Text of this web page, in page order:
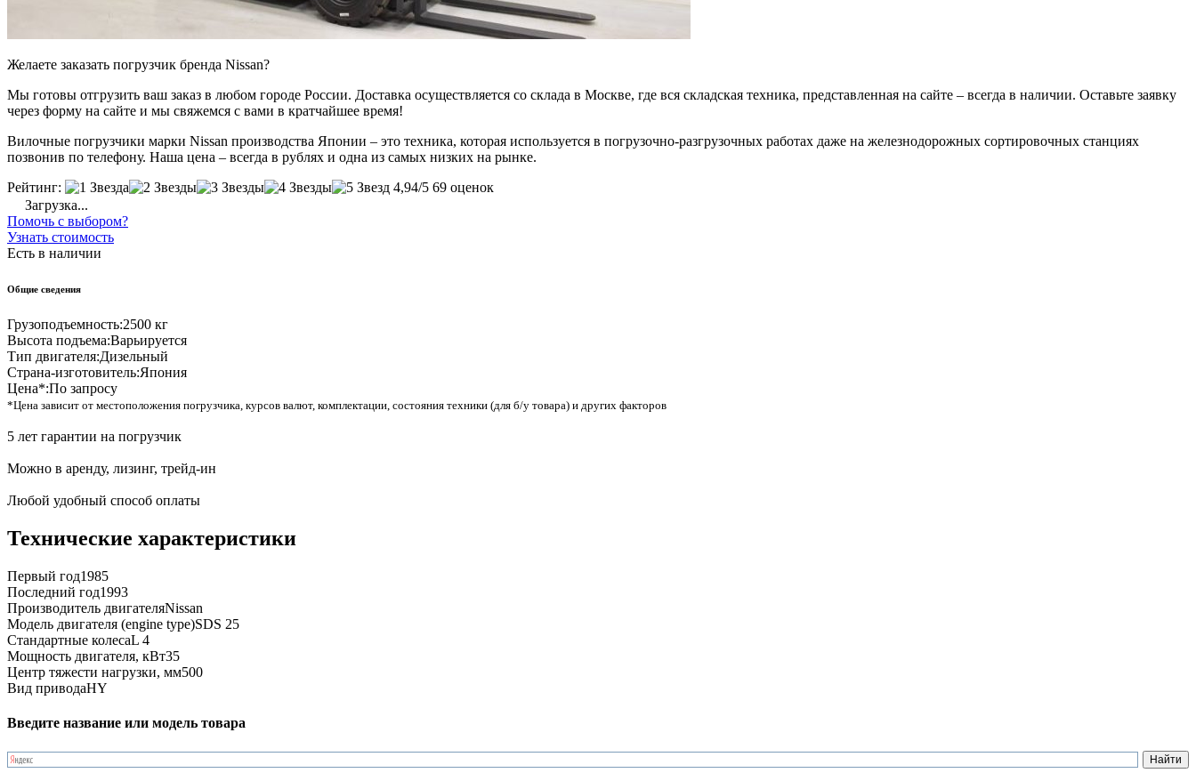
Желаете заказать погрузчик бренда Nissan?
Мы готовы отгрузить ваш заказ в любом городе России. Доставка осуществляется со склада в Москве, где вся складская техника, представленная на сайте – всегда в наличии. Оставьте заявку
через форму на сайте и мы свяжемся с вами в кратчайшее время!
Вилочные погрузчики марки Nissan производства Японии – это техника, которая используется в погрузочно-разгрузочных работах даже на железнодорожных сортировочных станциях
позвонив по телефону. Наша цена – всегда в рублях и одна из самых низких на рынке.
Рейтинг:
4,94/5 69 оценок
Загрузка...
Помочь с выбором?
Узнать стоимость
Есть в наличии
Общие сведения
Грузоподъемность:2500 кг
Высота подъема:Варьируется
Тип двигателя:Дизельный
Страна-изготовитель:Япония
Цена*:По запросу
*Цена зависит от местоположения погрузчика, курсов валют, комплектации, состояния техники (для б/у товара) и других факторов
5 лет гарантии на погрузчик
Можно в аренду, лизинг, трейд-ин
Любой удобный способ оплаты
Технические характеристики
Первый год1985
Последний год1993
Производитель двигателяNissan
Модель двигателя (engine type)SDS 25
Стандартные колесаL 4
Мощность двигателя, кВт35
Центр тяжести нагрузки, мм500
Вид приводаHY
Введите название или модель товара